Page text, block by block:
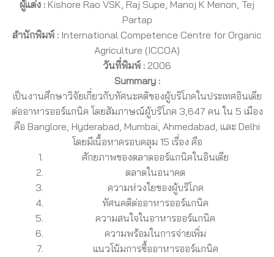
ผู้แต่ง : Kishore Rao VSK, Raj Supe, Manoj K Menon, Tej
Partap
สำนักพิมพ์ : International Competence Centre for Organic
Agriculture (ICCOA)
วันที่พิมพ์ : 2006
Summary :
เป็นงานศึกษาวิจัยเกี่ยวกับทัศนะคติของผู้บริโภคในประเทศอินเดีย
ต่ออาหารออร์แกนิค โดยสัมภาษณ์ผู้บริโภค 3,647 คน ใน 5 เมือง
คือ Banglore, Hyderabad, Mumbai, Ahmedabad, และ Delhi
โดยมีเนื้อหาครอบคลุม 15 เรื่อง คือ
ศักยภาพของตลาดออร์แกนิคในอินเดีย
ตลาดในอนาคต
ความห่วงใยของผู้บริโภค
ทัศนคติต่ออาหารออร์แกนิค
ความสนใจในอาหารออร์แกนิค
ความพร้อมในการจ่ายเพิ่ม
แนวโน้มการซื้ออาหารออร์แกนิค